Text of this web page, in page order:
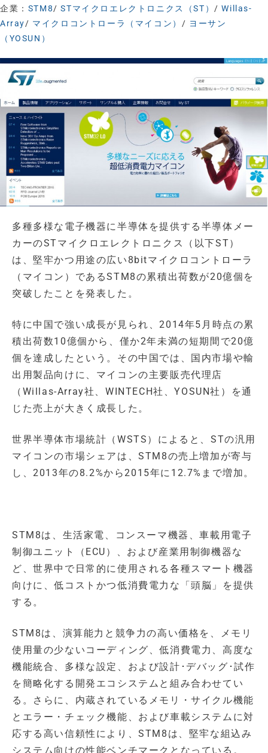
企業： STM8/STマイクロエレクトロニクス（ST）/Willas-
Array/ マイクロコントローラ（マイコン） / ヨーサン
（YOSUN）
多種多様な電子機器に半導体を提供する半導体メー
カーのSTマイクロエレクトロニクス（以下ST）
は、堅牢かつ用途の広い8bitマイクロコントローラ
（マイコン）であるSTM8の累積出荷数が20億個を
突破したことを発表した。
特に中国で強い成長が見られ、2014年5月時点の累
積出荷数10億個から、僅か2年未満の短期間で20億
個を達成したという。その中国では、国内市場や輸
出用製品向けに、マイコンの主要販売代理店
（Willas-Array社、WINTECH社、YOSUN社）を通
じた売上が大きく成長した。
世界半導体市場統計（WSTS）によると、STの汎用
マイコンの市場シェアは、STM8の売上増加が寄与
し、2013年の8.2%から2015年に12.7%まで増加。
STM8は、生活家電、コンスーマ機器、車載用電子
制御ユニット（ECU）、および産業用制御機器な
ど、世界中で日常的に使用される各種スマート機器
向けに、低コストかつ低消費電力な「頭脳」を提供
する。
STM8は、演算能力と競争力の高い価格を、メモリ
使用量の少ないコーディング、低消費電力、高度な
機能統合、多様な設定、および設計･デバッグ･試作
を簡略化する開発エコシステムと組み合わせてい
る。さらに、内蔵されているメモリ・サイクル機能
とエラー・チェック機能、および車載システムに対
応する高い信頼性により、STM8は、堅牢な組込み
システム向けの性能ベンチマークとなっている。